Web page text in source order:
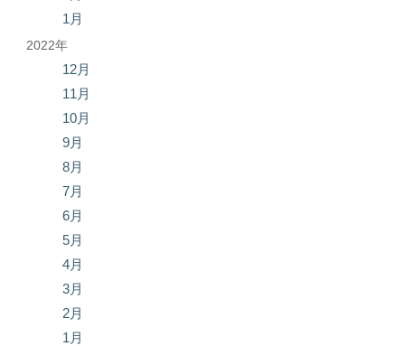
1月
2022年
12月
11月
10月
9月
8月
7月
6月
5月
4月
3月
2月
1月